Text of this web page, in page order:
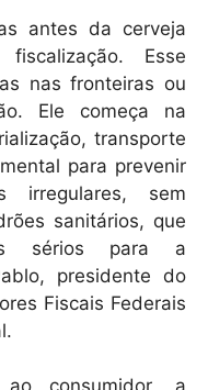
antes da cerveja
Esse
nas fronteiras ou
Ele começa na
transporte
para prevenir
irregulares, sem
sanitários, que
sérios para a
presidente do
Fiscais Federais